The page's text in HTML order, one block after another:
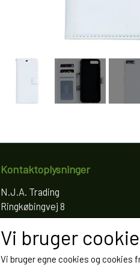
Kontaktoplysninger
N.J.A. Trading
Ringkøbingvej 8
4200 Slagelse
Telefon: 61766797
CVR: 35022155
Vi bruger
Vi bruger egne cookies og cookies